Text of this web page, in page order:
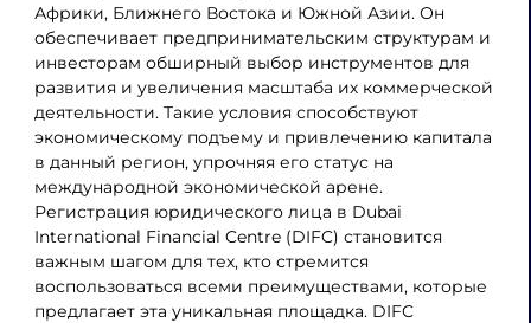
Африки, Ближнего Востока и Южной Азии. Он
обеспечивает предпринимательским структурам и
инвесторам обширный выбор инструментов для
развития и увеличения масштаба их коммерческой
деятельности. Такие условия способствуют
экономическому подъему и привлечению капитала
в данный регион, упрочняя его статус на
международной экономической арене.
Регистрация юридического лица в Dubai
International Financial Centre (DIFC) становится
важным шагом для тех, кто стремится
воспользоваться всеми преимуществами, которые
предлагает эта уникальная площадка. DIFC